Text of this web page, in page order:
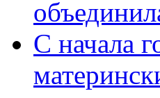
С начала